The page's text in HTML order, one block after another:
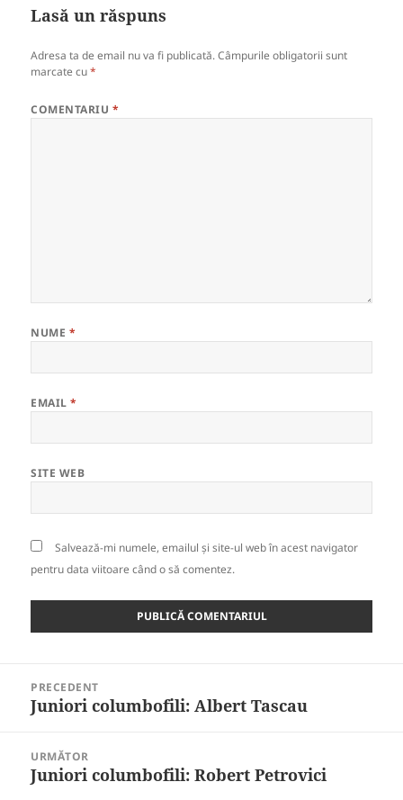
Lasă un răspuns
Adresa ta de email nu va fi publicată. Câmpurile obligatorii sunt
marcate cu*
COMENTARIU *
NUME *
EMAIL*
SITE WEB
Salvează-mi numele, emailul și site-ul web în acest navigator
pentru data viitoare când o să comentez.
articole
PRECEDENT
Articolul
Juniori columbofili: Albert Tascau
URMĂTOR
Articolul
Juniori columbofili: Robert Petrovici